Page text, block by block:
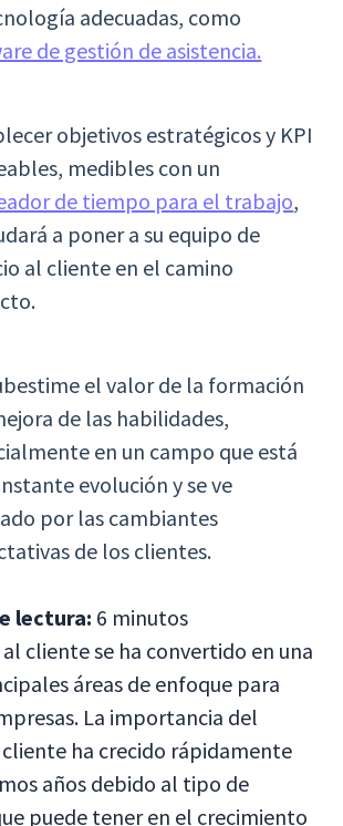
adecuadas, como
de gestión de asistencia.
objetivos estratégicos y KPI
medibles con un
de tiempo para el trabajo,
a poner a su equipo de
al cliente en el camino
el valor de la formación
de las habilidades,
en un campo que está
evolución y se ve
por las cambiantes
de los clientes.
lectura: 6 minutos
al cliente se ha convertido en una
áreas de enfoque para
La importancia del
ha crecido rápidamente
años debido al tipo de
puede tener en el crecimiento